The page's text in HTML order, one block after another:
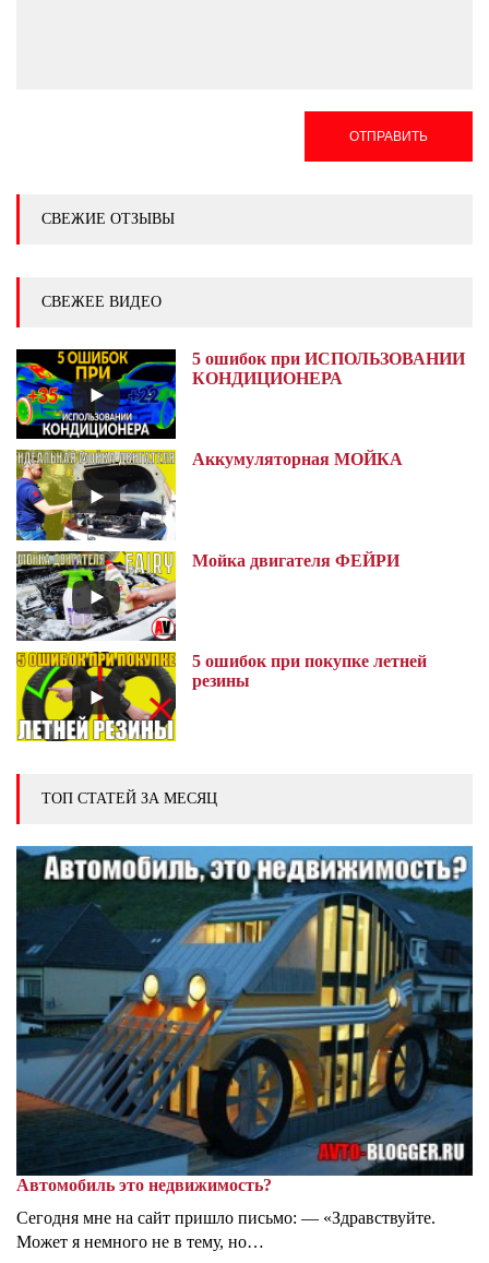
ОТПРАВИТЬ
СВЕЖИЕ ОТЗЫВЫ
СВЕЖЕЕ ВИДЕО
5 ошибок при ИСПОЛЬЗОВАНИИ
КОНДИЦИОНЕРА
Аккумуляторная МОЙКА
Мойка двигателя ФЕЙРИ
5 ошибок при покупке летней
резины
ТОП СТАТЕЙ ЗА МЕСЯЦ
Автомобиль это недвижимость?
Сегодня мне на сайт пришло письмо: — «Здравствуйте.
Может я немного не в тему, но…